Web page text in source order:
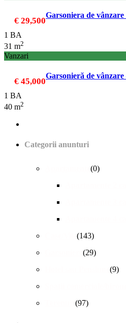
€ 29,500
Garsoniera de
1 BA
31 m2
Vanzari
€ 45,000
Garsonieră de
1 BA
40 m2
Categorii anunturi
(0)
(143)
(29)
(9)
(97)